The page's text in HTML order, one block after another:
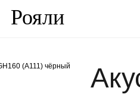
Рояли